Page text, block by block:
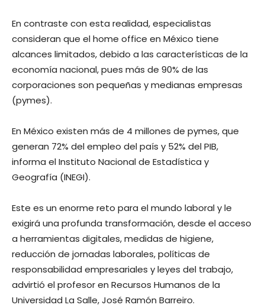
En contraste con esta realidad, especialistas
consideran que el home office en México tiene
alcances limitados, debido a las características de la
economía nacional, pues más de 90% de las
corporaciones son pequeñas y medianas empresas
(pymes).
En México existen más de 4 millones de pymes, que
generan 72% del empleo del país y 52% del PIB,
informa el Instituto Nacional de Estadística y
Geografía (INEGI).
Este es un enorme reto para el mundo laboral y le
exigirá una profunda transformación, desde el acceso
a herramientas digitales, medidas de higiene,
reducción de jornadas laborales, políticas de
responsabilidad empresariales y leyes del trabajo,
advirtió el profesor en Recursos Humanos de la
Universidad La Salle, José Ramón Barreiro.